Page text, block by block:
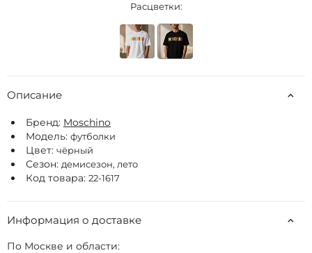
Расцветки:
Описание
Бренд: Moschino
Модель: футболки
Цвет: чёрный
Сезон: демисезон, лето
Код товара: 22-1617
Информация о доставке
По Москве и области: